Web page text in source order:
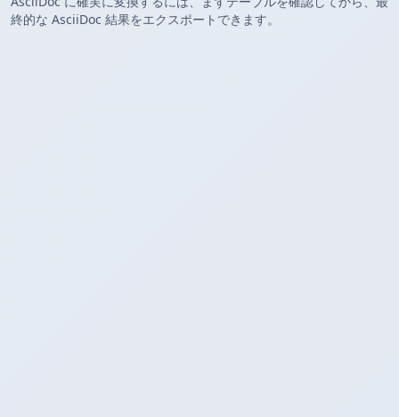
終的な AsciiDoc 結果をエクスポートできます。